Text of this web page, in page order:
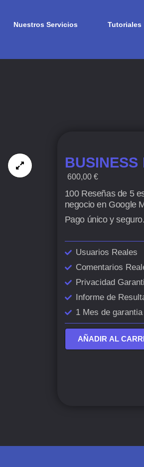
Nuestros Servicios Tutoriales
BUSINESS
600,00 €
100 Reseñas de 5
negocio en Google
Pago único y seguro.
Usuarios Reales
Comentarios
Privacidad
Informe de
1 Mes de
AÑADIR AL